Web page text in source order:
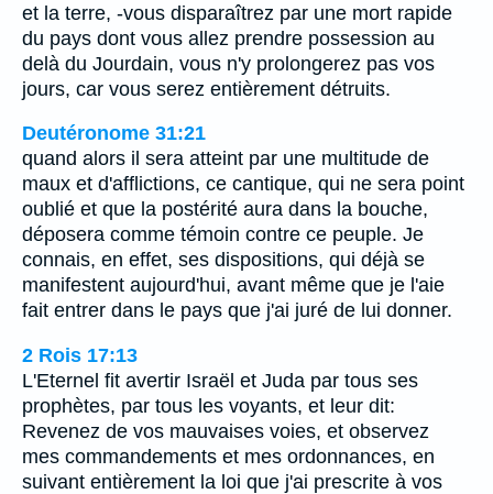
et la terre, -vous disparaîtrez par une mort rapide
du pays dont vous allez prendre possession au
delà du Jourdain, vous n'y prolongerez pas vos
jours, car vous serez entièrement détruits.
Deutéronome 31:21
quand alors il sera atteint par une multitude de
maux et d'afflictions, ce cantique, qui ne sera point
oublié et que la postérité aura dans la bouche,
déposera comme témoin contre ce peuple. Je
connais, en effet, ses dispositions, qui déjà se
manifestent aujourd'hui, avant même que je l'aie
fait entrer dans le pays que j'ai juré de lui donner.
2 Rois 17:13
L'Eternel fit avertir Israël et Juda par tous ses
prophètes, par tous les voyants, et leur dit:
Revenez de vos mauvaises voies, et observez
mes commandements et mes ordonnances, en
suivant entièrement la loi que j'ai prescrite à vos